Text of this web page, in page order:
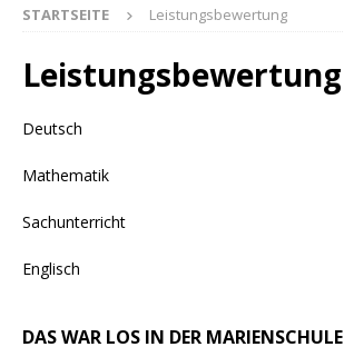
STARTSEITE Leistungsbewertung
Leistungsbewertung
Deutsch
Mathematik
Sachunterricht
Englisch
DAS WAR LOS IN DER MARIENSCHULE